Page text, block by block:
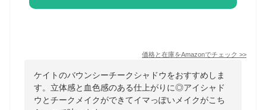
価格と在庫をAmazonでチェック >>
ケイトのバウンシーチークシャドウをおすすめしま
す。立体感と血色感のある仕上がりに◎アイシャド
ウとチークメイクができてイマっぽいメイクがこち